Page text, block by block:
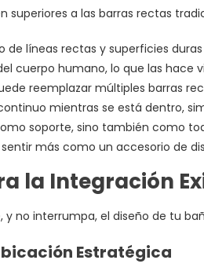
superiores a las barras rectas
de líneas rectas y superficies
cuerpo humano, lo que las hace
reemplazar múltiples barras
mientras se está dentro,
soporte, sino también como
más como un accesorio de
la Integración
no interrumpa, el diseño de tu
Estratégica